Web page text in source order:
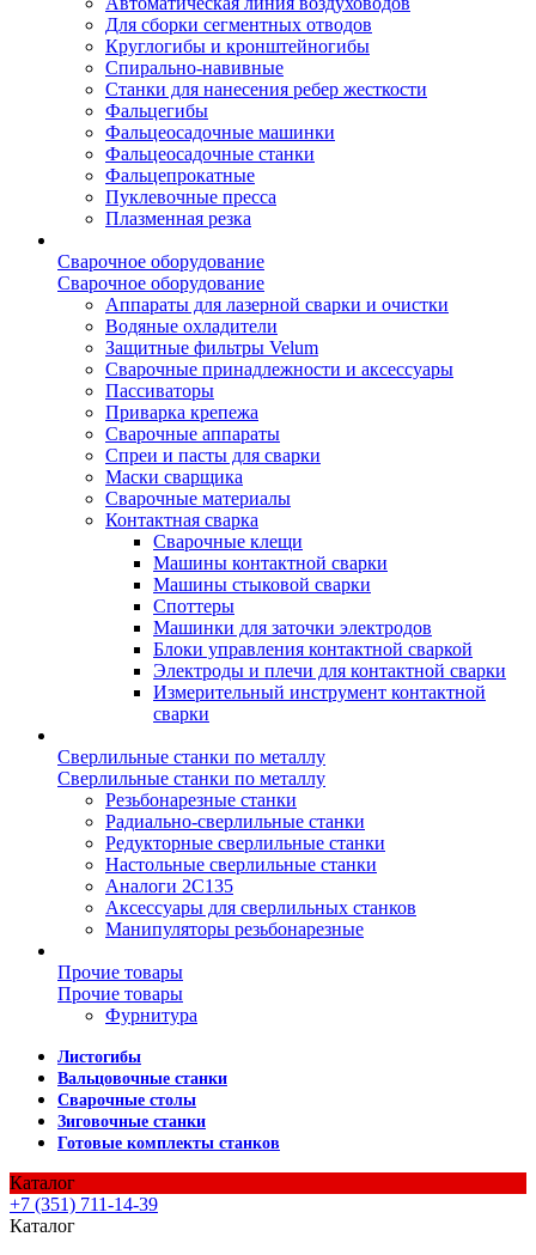
Для сборки сегментных отводов
Круглогибы и кронштейногибы
Спирально-навивные
Станки для нанесения ребер жесткости
Фальцегибы
Фальцеосадочные машинки
Фальцеосадочные станки
Фальцепрокатные
Пуклевочные пресса
Плазменная резка
Сварочное оборудование
Сварочное оборудование
Аппараты для лазерной сварки и очистки
Водяные охладители
Защитные фильтры Velum
Сварочные принадлежности и аксессуары
Пассиваторы
Приварка крепежа
Сварочные аппараты
Спреи и пасты для сварки
Маски сварщика
Сварочные материалы
Контактная сварка
Сварочные клещи
Машины контактной сварки
Машины стыковой сварки
Споттеры
Машинки для заточки электродов
Блоки управления контактной сваркой
Электроды и плечи для контактной сварки
Измерительный инструмент контактной
сварки
Сверлильные станки по металлу
Сверлильные станки по металлу
Резьбонарезные станки
Радиально-сверлильные станки
Редукторные сверлильные станки
Настольные сверлильные станки
Аналоги 2С135
Аксессуары для сверлильных станков
Манипуляторы резьбонарезные
Прочие товары
Прочие товары
Фурнитура
Листогибы
Вальцовочные станки
Сварочные столы
Зиговочные станки
Готовые комплекты станков
Каталог
+7 (351) 711-14-39
Каталог